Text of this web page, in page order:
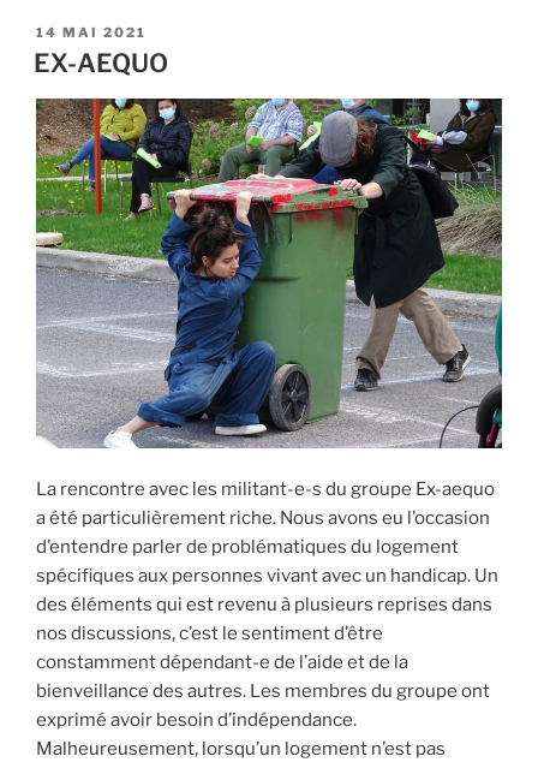
PUBLIÉ
LE
14 MAI 2021
EX-AEQUO
La rencontre avec les militant-e-s du groupe Ex-aequo
a été particulièrement riche. Nous avons eu l’occasion
d’entendre parler de problématiques du logement
spécifiques aux personnes vivant avec un handicap. Un
des éléments qui est revenu à plusieurs reprises dans
nos discussions, c’est le sentiment d’être
constamment dépendant-e de l’aide et de la
bienveillance des autres. Les membres du groupe ont
exprimé avoir besoin d’indépendance.
Malheureusement, lorsqu’un logement n’est pas